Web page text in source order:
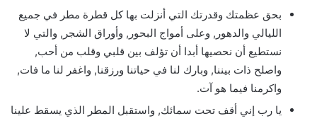
بحق عظمتك وقدرتك التي أنزلت بها كل قطرة مطر في جميع
الليالي والدهور, وعلى أمواج البحور, وأوراق الشجر, والتي لا
نستطيع أن نحصيها أبدا أن تؤلف بين قلبي وقلب من أحب,
واصلح ذات بيننا, وبارك لنا في حياتنا ورزقنا, واغفر لنا ما فات,
واكرمنا فيما هو آت.
يا رب إني أقف تحت سمائك, واستقبل المطر الذي يسقط علينا